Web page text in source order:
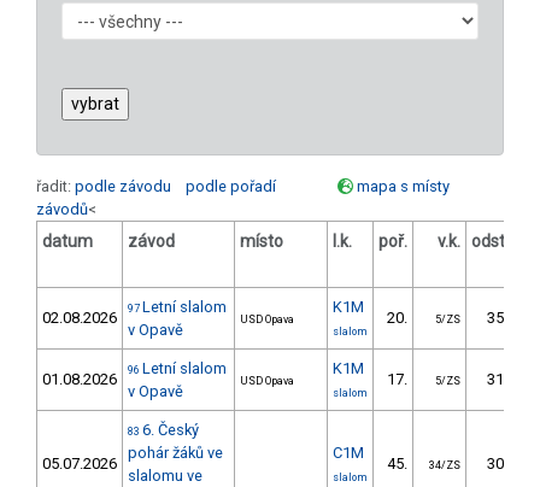
řadit: podle závodu podle pořadí
mapa s místy
závodů<
datum závod místo l.k. poř. v.k. odstup
02.08.2026 97 Letní slalom
v Opavě
USD Opava
K1M
slalom
20. 5/ZS 35.32
01.08.2026 96 Letní slalom
v Opavě
USD Opava
K1M
slalom
17. 5/ZS 31.79
05.07.2026
83 6. Český
pohár žáků ve
slalomu ve
C1M
slalom
45. 34/ZS 30.95